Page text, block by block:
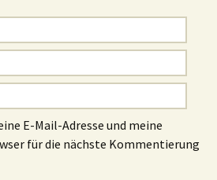
E-Mail-Adresse und meine
für die nächste Kommentierung